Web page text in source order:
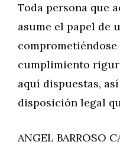
Toda persona que
asume el papel de
cumplimiento
aquí dispuestas,
disposición legal
ANGEL BARROSO